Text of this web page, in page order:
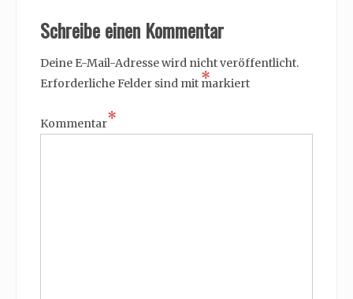
Schreibe einen Kommentar
Deine E-Mail-Adresse wird nicht veröffentlicht.
Erforderliche Felder sind mit *
markiert
Kommentar*